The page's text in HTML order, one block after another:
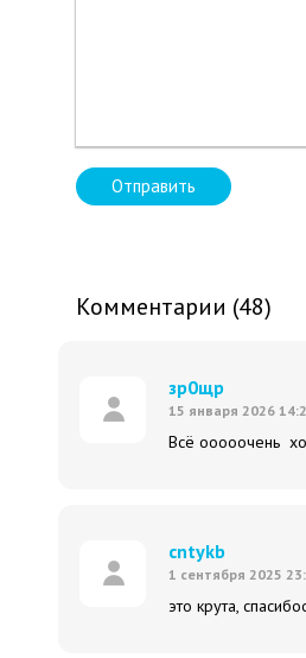
Отправить
Комментарии (48)
зр0щр
15 января 2026
Всё ооооочень
cntykb
1 сентября 2025
это крута,